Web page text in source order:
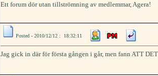
Ett forum dör utan tillströmning av medlemmar, Agera!
Posted - 2010/12/12 : 18:32:11
Jag gick in där för första gången i går, men fann ATT